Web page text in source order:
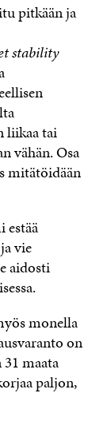
pitkään ja
stability
liikaa tai
vähän. Osa
mitätöidään
estää
vie
aidosti
monella
on
maata
paljon,